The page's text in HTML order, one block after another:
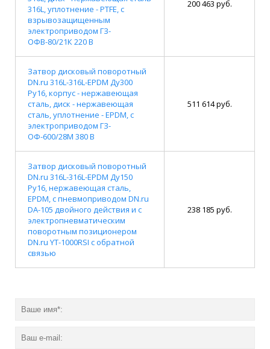
316L, уплотнение - PTFE, с
взрывозащищенным
электроприводом ГЗ-
ОФВ-80/21К 220 В
200 463 руб.
Затвор дисковый поворотный
DN.ru 316L-316L-EPDM Ду300
Ру16, корпус - нержавеющая
сталь, диск - нержавеющая
сталь, уплотнение - EPDM, с
электроприводом ГЗ-
ОФ-600/28М 380 В
511 614 руб.
Затвор дисковый поворотный
DN.ru 316L-316L-EPDM Ду150
Ру16, нержавеющая сталь,
EPDM, с пневмоприводом DN.ru
DA-105 двойного действия и с
электропневматическим
поворотным позиционером
DN.ru YT-1000RSI с обратной
связью
238 185 руб.